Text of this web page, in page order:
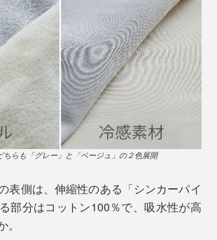
ちらも「グレー」と「ベージュ」の２色展開
表側は、伸縮性のある「シンカーパイ
部分はコットン100％で、吸水性が高